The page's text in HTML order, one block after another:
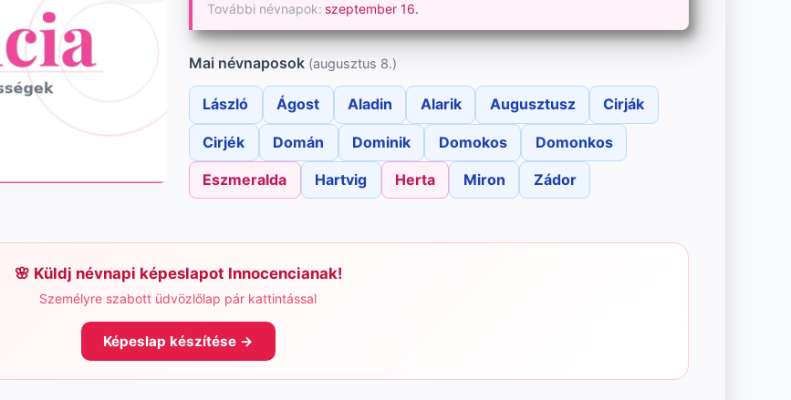
További névnapok: szeptember 16.
Mai névnaposok (augusztus 8.)
László Ágost Aladin Alarik Augusztusz Cirják
Cirjék Domán Dominik Domokos Domonkos
Eszmeralda Hartvig Herta Miron Zádor
Küldj névnapi képeslapot Innocencianak!
Személyre szabott üdvözlőlap pár kattintással
Képeslap készítése →